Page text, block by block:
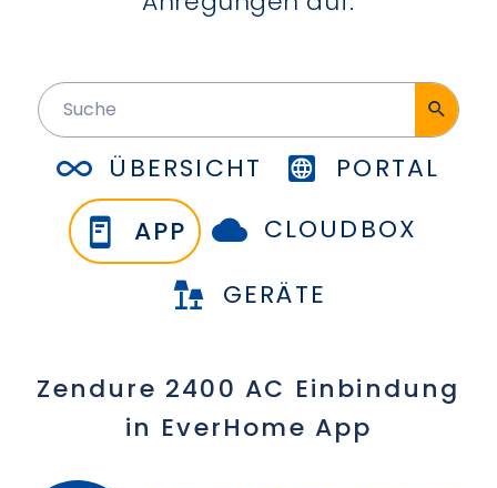
ÜBERSICHT
PORTAL
APP
CLOUDBOX
GERÄTE
Zendure 2400 AC Einbindung
in EverHome App